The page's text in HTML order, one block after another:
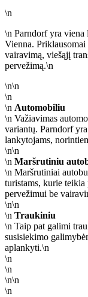
\n
\n Parndorf yra
Vienna.
vairavimą, viešąjį
pervežimą.\n
\n\n
\n
\n Automobiliu
\n Važiavimas
variantų. Parndorf
lankytojams,
\n\n
\n Maršrutiniu
\n Maršrutiniai
turistams, kurie
pervežimui be
\n\n
\n Traukiniu
\n Taip pat galimi
susisiekimo
aplankyti.\n
\n
\n
\n\n
\n